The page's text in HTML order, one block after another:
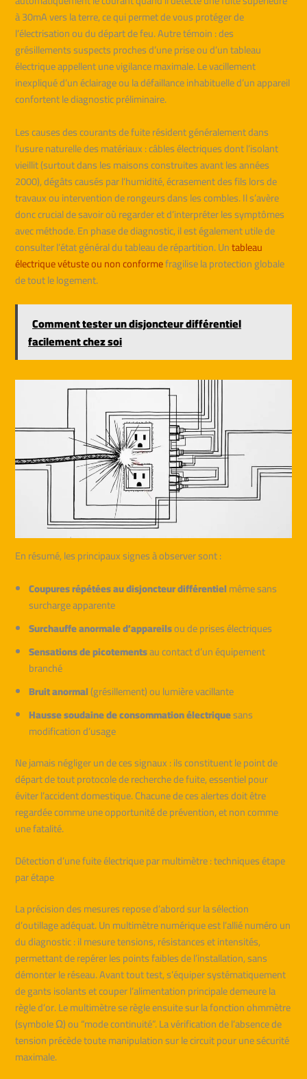
à 30mA vers la terre, ce qui permet de vous protéger de
l’électrisation ou du départ de feu. Autre témoin : des
grésillements suspects proches d’une prise ou d’un tableau
électrique appellent une vigilance maximale. Le vacillement
inexpliqué d’un éclairage ou la défaillance inhabituelle d’un appareil
confortent le diagnostic préliminaire.
Les causes des courants de fuite résident généralement dans
l’usure naturelle des matériaux : câbles électriques dont l’isolant
vieillit (surtout dans les maisons construites avant les années
2000), dégâts causés par l’humidité, écrasement des fils lors de
travaux ou intervention de rongeurs dans les combles. Il s’avère
donc crucial de savoir où regarder et d’interpréter les symptômes
avec méthode. En phase de diagnostic, il est également utile de
consulter l’état général du tableau de répartition. Untableau
électrique vétuste ou non conformefragilise la protection globale
de tout le logement.
Comment tester un disjoncteur différentiel
facilement chez soi
En résumé, les principaux signes à observer sont :
Coupures répétées au disjoncteur différentielmême sans
surcharge apparente
Surchauffe anormale d’appareilsou de prises électriques
Sensations de picotementsau contact d’un équipement
branché
Bruit anormal(grésillement) ou lumière vacillante
Hausse soudaine de consommation électriquesans
modification d’usage
Ne jamais négliger un de ces signaux : ils constituent le point de
départ de tout protocole de recherche de fuite, essentiel pour
éviter l’accident domestique. Chacune de ces alertes doit être
regardée comme une opportunité de prévention, et non comme
une fatalité.
Détection d’une fuite électrique par multimètre : techniques étape
par étape
La précision des mesures repose d’abord sur la sélection
d’outillage adéquat. Un multimètre numérique est l’allié numéro un
du diagnostic : il mesure tensions, résistances et intensités,
permettant de repérer les points faibles de l’installation, sans
démonter le réseau. Avant tout test, s’équiper systématiquement
de gants isolants et couper l’alimentation principale demeure la
règle d’or. Le multimètre se règle ensuite sur la fonction ohmmètre
(symbole Ω) ou “mode continuité”. La vérification de l’absence de
tension précède toute manipulation sur le circuit pour une sécurité
maximale.